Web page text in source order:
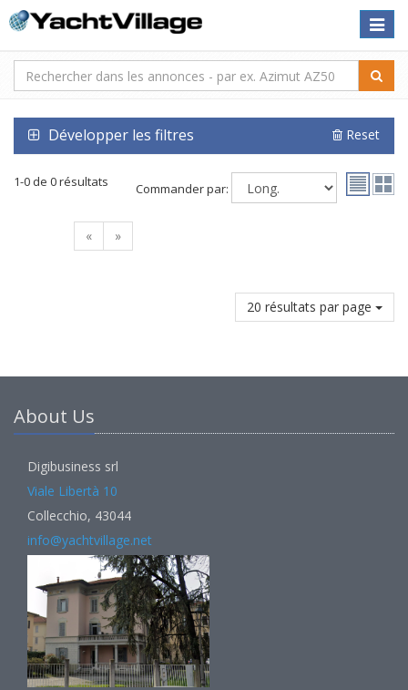
Toggle
Développer les filtres Reset
1-0 de 0 résultats Commander par:
« »
20 résultats par page
About Us
Digibusiness srl
Viale Libertà 10
Collecchio, 43044
info@yachtvillage.net